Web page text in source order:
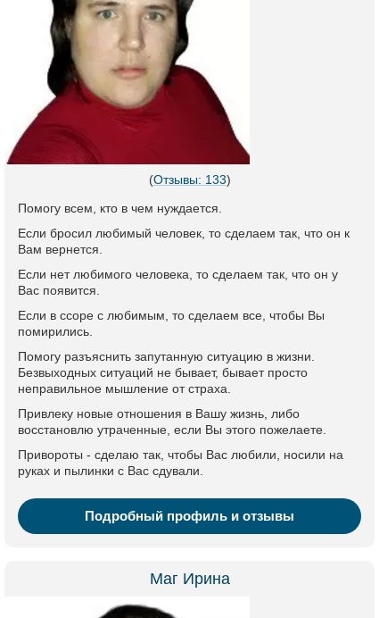
(Отзывы: 133)
Помогу всем, кто в чем нуждается.
Если бросил любимый человек, то сделаем так, что он к
Вам вернется.
Если нет любимого человека, то сделаем так, что он у
Вас появится.
Если в ссоре с любимым, то сделаем все, чтобы Вы
помирились.
Помогу разъяснить запутанную ситуацию в жизни.
Безвыходных ситуаций не бывает, бывает просто
неправильное мышление от страха.
Привлеку новые отношения в Вашу жизнь, либо
восстановлю утраченные, если Вы этого пожелаете.
Привороты - сделаю так, чтобы Вас любили, носили на
руках и пылинки с Вас сдували.
Подробный профиль и отзывы
Маг Ирина